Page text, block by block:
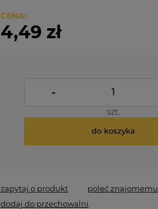
CENA:
4,49 zł
-
szt.
do koszyka
zapytaj o produkt poleć znajomemu
dodaj do przechowalni